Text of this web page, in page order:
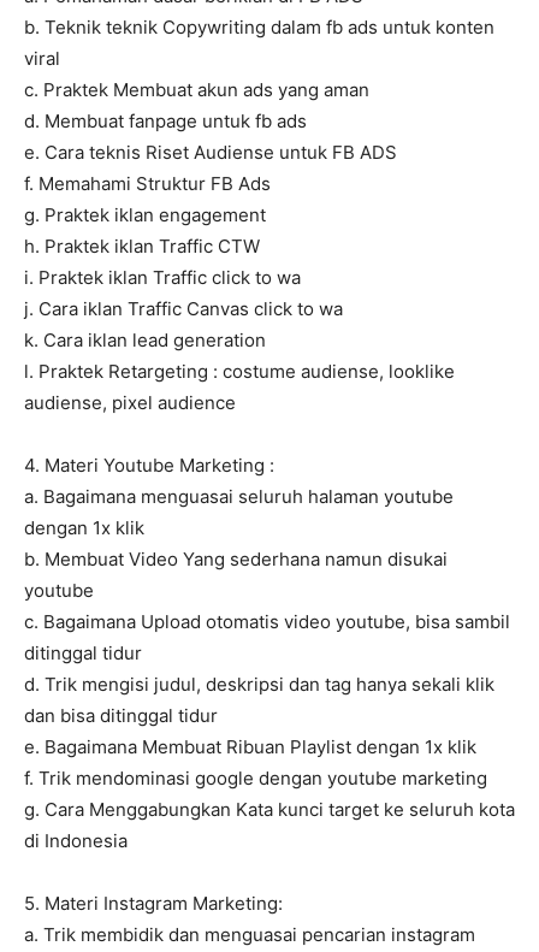
b. Teknik teknik Copywriting dalam fb ads untuk konten
viral
c. Praktek Membuat akun ads yang aman
d. Membuat fanpage untuk fb ads
e. Cara teknis Riset Audiense untuk FB ADS
f. Memahami Struktur FB Ads
g. Praktek iklan engagement
h. Praktek iklan Traffic CTW
i. Praktek iklan Traffic click to wa
j. Cara iklan Traffic Canvas click to wa
k. Cara iklan lead generation
l. Praktek Retargeting : costume audiense, looklike
audiense, pixel audience
4. Materi Youtube Marketing :
a. Bagaimana menguasai seluruh halaman youtube
dengan 1x klik
b. Membuat Video Yang sederhana namun disukai
youtube
c. Bagaimana Upload otomatis video youtube, bisa sambil
ditinggal tidur
d. Trik mengisi judul, deskripsi dan tag hanya sekali klik
dan bisa ditinggal tidur
e. Bagaimana Membuat Ribuan Playlist dengan 1x klik
f. Trik mendominasi google dengan youtube marketing
g. Cara Menggabungkan Kata kunci target ke seluruh kota
di Indonesia
5. Materi Instagram Marketing:
a. Trik membidik dan menguasai pencarian instagram